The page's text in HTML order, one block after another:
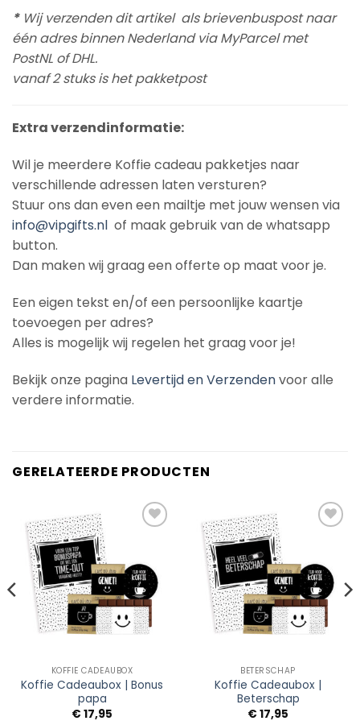
* Wij verzenden dit artikel als brievenbuspost naar
één adres binnen Nederland via MyParcel met
PostNL of DHL.
vanaf 2 stuks is het pakketpost
Extra verzendinformatie:
Wil je meerdere Koffie cadeau pakketjes naar
verschillende adressen laten versturen?
Stuur ons dan even een mailtje met jouw wensen via
info@vipgifts.nl of maak gebruik van de whatsapp
button.
Dan maken wij graag een offerte op maat voor je.
Een eigen tekst en/of een persoonlijke kaartje
toevoegen per adres?
Alles is mogelijk wij regelen het graag voor je!
Bekijk onze pagina Levertijd en Verzendenvoor alle
verdere informatie.
GERELATEERDE PRODUCTEN
KOFFIE CADEAUBOX
Koffie Cadeaubox | Bonus
papa
€17,95
BETERSCHAP
Koffie Cadeaubox |
Beterschap
€17,95